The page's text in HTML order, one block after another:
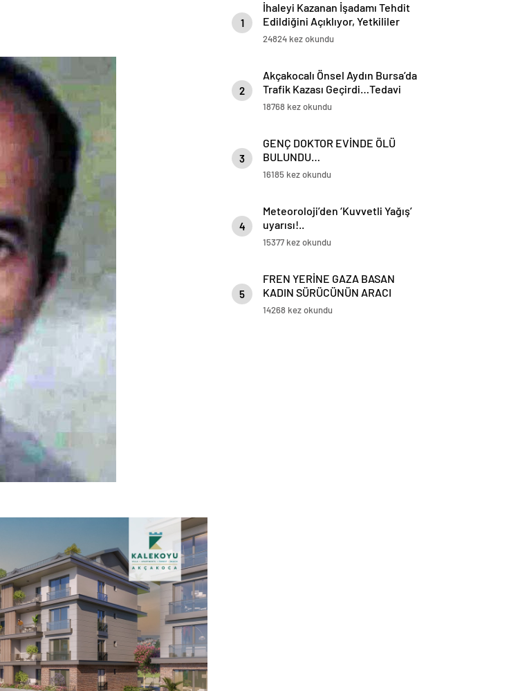
1
İhaleyi Kazanan İşadamı Tehdit
Edildiğini Açıklıyor, Yetkililer
Suskun!
24824 kez okundu
2
Akçakocalı Önsel Aydın Bursa’da
Trafik Kazası Geçirdi…Tedavi
Altına Alınan Gencin Hayati
18768 kez okundu
3
GENÇ DOKTOR EVİNDE ÖLÜ
BULUNDU…
16185 kez okundu
4
Meteoroloji’den ‘Kuvvetli Yağış’
uyarısı!..
15377 kez okundu
5
FREN YERİNE GAZA BASAN
KADIN SÜRÜCÜNÜN ARACI
KORKULUKLARDA ASILI KALDI
14268 kez okundu